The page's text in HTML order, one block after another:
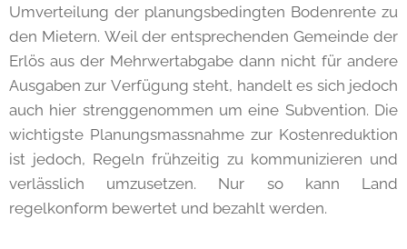
Umverteilung der planungsbedingten Bodenrente zu
den Mietern. Weil der entsprechenden Gemeinde der
Erlös aus der Mehrwertabgabe dann nicht für andere
Ausgaben zur Verfügung steht, handelt es sich jedoch
auch hier strenggenommen um eine Subvention. Die
wichtigste Planungsmassnahme zur Kostenreduktion
ist jedoch, Regeln frühzeitig zu kommunizieren und
verlässlich umzusetzen. Nur so kann Land
regelkonform bewertet und bezahlt werden.